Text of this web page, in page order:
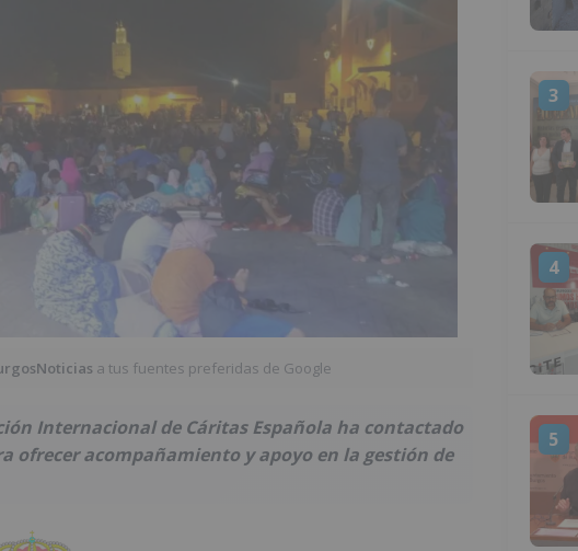
a tus fuentes preferidas de Google
Internacional de Cáritas Española ha contactado
ofrecer acompañamiento y apoyo en la gestión de
3
4
5